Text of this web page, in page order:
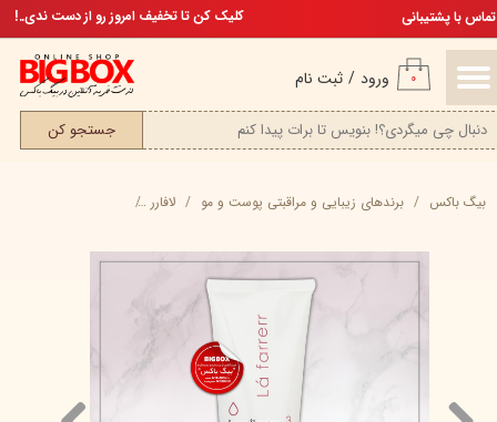
ورود / ثبت نام
حساب کاربری من
تغییر گذر واژه
سفارشات
خروج از حساب کاربری
۰
جستجو کن
تخفیف ویژه، برای مامان خوشگلمکلیک کن تا تخفیف امروز رو از دست ندی..! تماس با پشتیبانی
بیگ باکس برند‌های زیبایی و مراقبتی پوست و مو لافارر